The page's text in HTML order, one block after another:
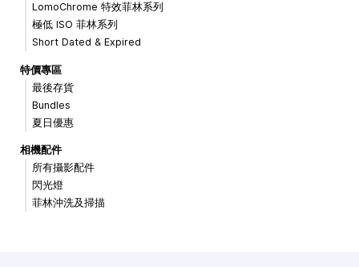
LomoChrome 特效菲林系列
極低 ISO 菲林系列
Short Dated & Expired
特價專區
最後存貨
Bundles
夏日優惠
相機配件
所有攝影配件
閃光燈
菲林沖洗及掃描